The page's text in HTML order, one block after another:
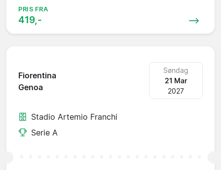
PRIS FRA
419,-
Fiorentina
Genoa
Søndag
21 Mar
2027
Stadio Artemio Franchi
Serie A